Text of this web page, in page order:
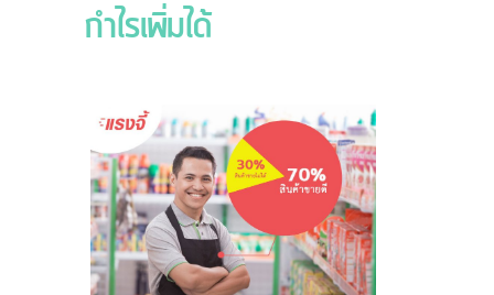
กำไรเพิ่มได้